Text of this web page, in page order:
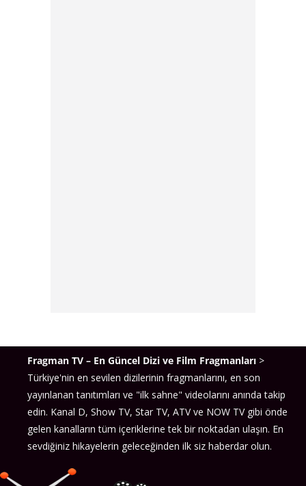
Fragman TV – En Güncel Dizi ve Film Fragmanları >
Türkiye'nin en sevilen dizilerinin fragmanlarını, en son
yayınlanan tanıtımları ve "ilk sahne" videolarını anında takip
edin. Kanal D, Show TV, Star TV, ATV ve NOW TV gibi önde
gelen kanalların tüm içeriklerine tek bir noktadan ulaşın. En
sevdiğiniz hikayelerin geleceğinden ilk siz haberdar olun.